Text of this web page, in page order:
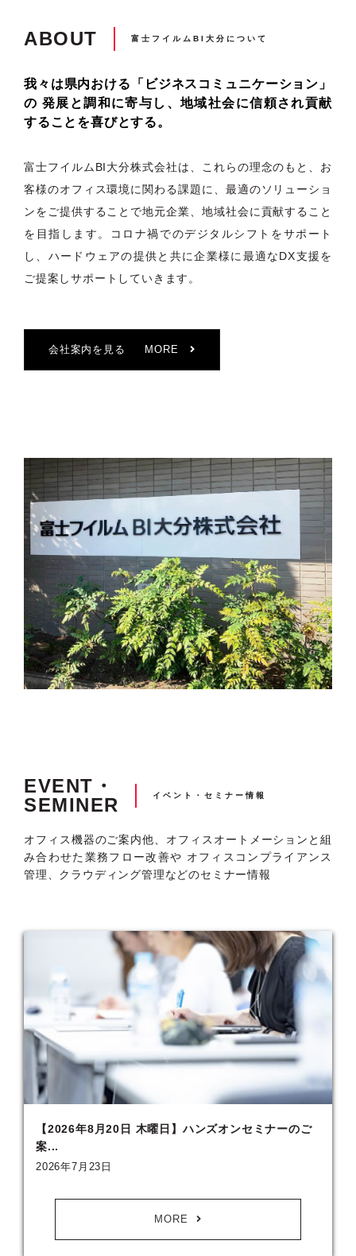
ABOUT 富士フイルムBI大分について
我々は県内おける「ビジネスコミュニケーション」
の 発展と調和に寄与し、地域社会に信頼され貢献
することを喜びとする。
富士フイルムBI大分株式会社は、これらの理念のもと、お
客様のオフィス環境に関わる課題に、最適のソリューショ
ンをご提供することで地元企業、地域社会に貢献すること
を目指します。コロナ禍でのデジタルシフトをサポート
し、ハードウェアの提供と共に企業様に最適なDX支援を
ご提案しサポートしていきます。
会社案内を見る MORE
EVENT・
SEMINER
イベント・セミナー情報
オフィス機器のご案内他、オフィスオートメーションと組
み合わせた業務フロー改善や オフィスコンプライアンス
管理、クラウディング管理などのセミナー情報
【2026年8月20日 木曜日】ハンズオンセミナーのご
案...
2026年7月23日
MORE